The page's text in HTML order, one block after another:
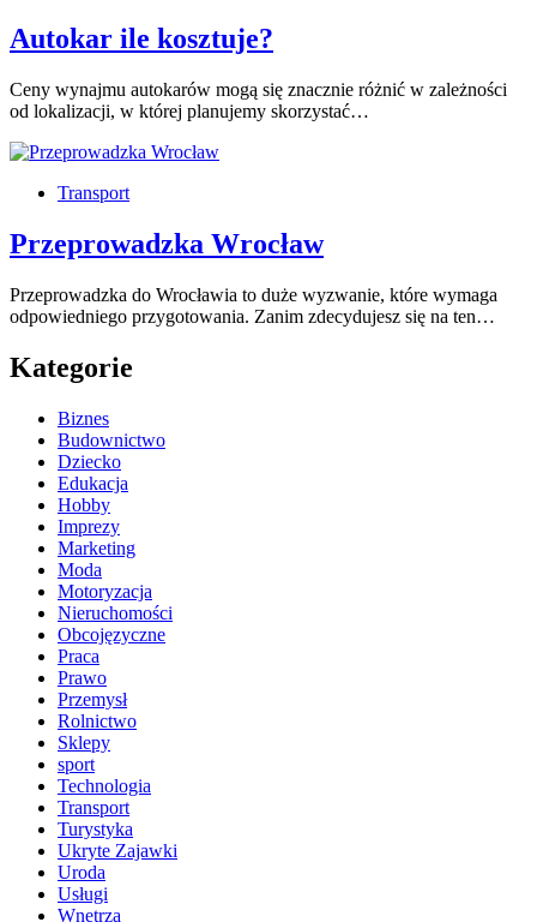
Autokar ile kosztuje?
Ceny wynajmu autokarów mogą się znacznie różnić w zależności
od lokalizacji, w której planujemy skorzystać…
Transport
Przeprowadzka Wrocław
Przeprowadzka do Wrocławia to duże wyzwanie, które wymaga
odpowiedniego przygotowania. Zanim zdecydujesz się na ten…
Kategorie
Biznes
Budownictwo
Dziecko
Edukacja
Hobby
Imprezy
Marketing
Moda
Motoryzacja
Nieruchomości
Obcojęzyczne
Praca
Prawo
Przemysł
Rolnictwo
Sklepy
sport
Technologia
Transport
Turystyka
Ukryte Zajawki
Uroda
Usługi
Wnętrza